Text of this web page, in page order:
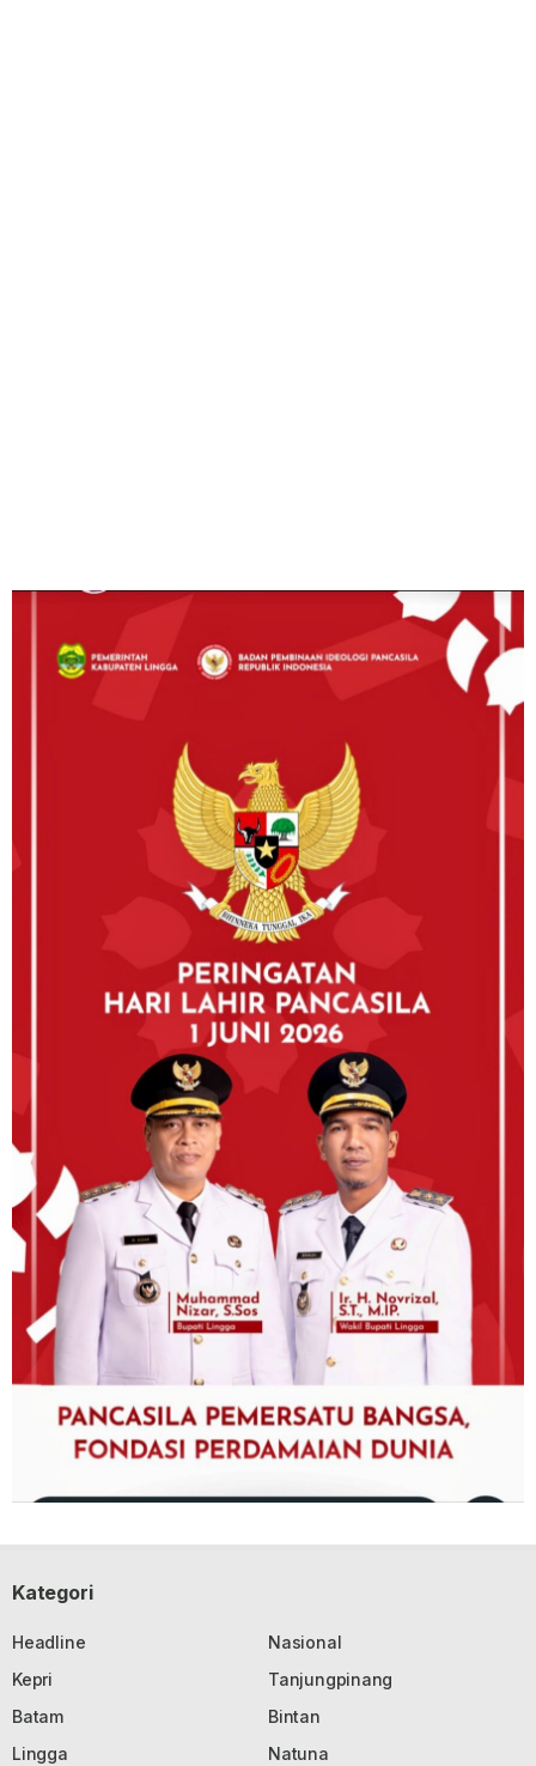
Kategori
Headline
Nasional
Kepri
Tanjungpinang
Batam
Bintan
Lingga
Natuna